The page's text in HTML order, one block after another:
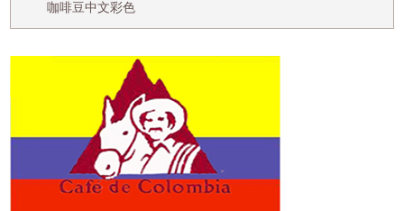
咖啡豆中文彩色